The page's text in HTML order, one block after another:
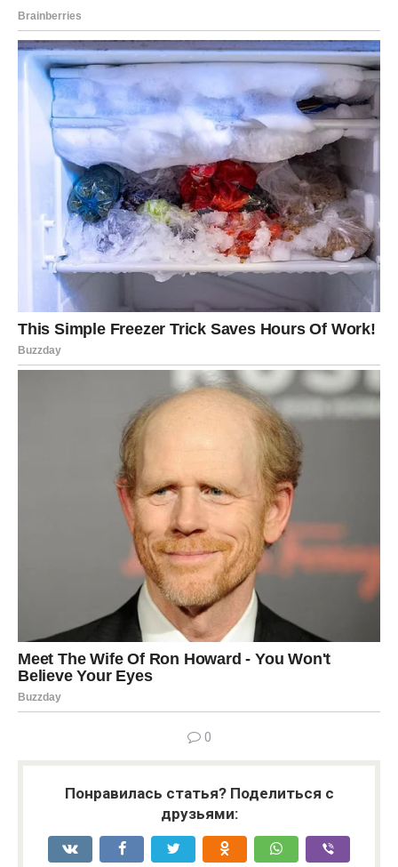
0
Понравилась статья? Поделиться с
друзьями: